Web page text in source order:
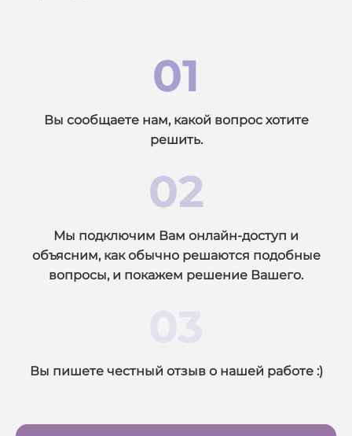
01
Вы сообщаете нам, какой вопрос хотите
решить.
02
Мы подключим Вам онлайн-доступ и
объясним, как обычно решаются подобные
вопросы, и покажем решение Вашего.
Вы пишете честный отзыв о нашей работе:)